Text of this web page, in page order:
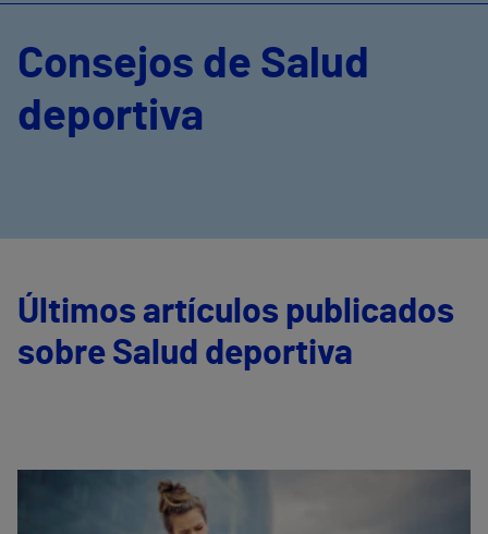
Consejos de Salud
deportiva
Últimos artículos publicados
sobre Salud deportiva